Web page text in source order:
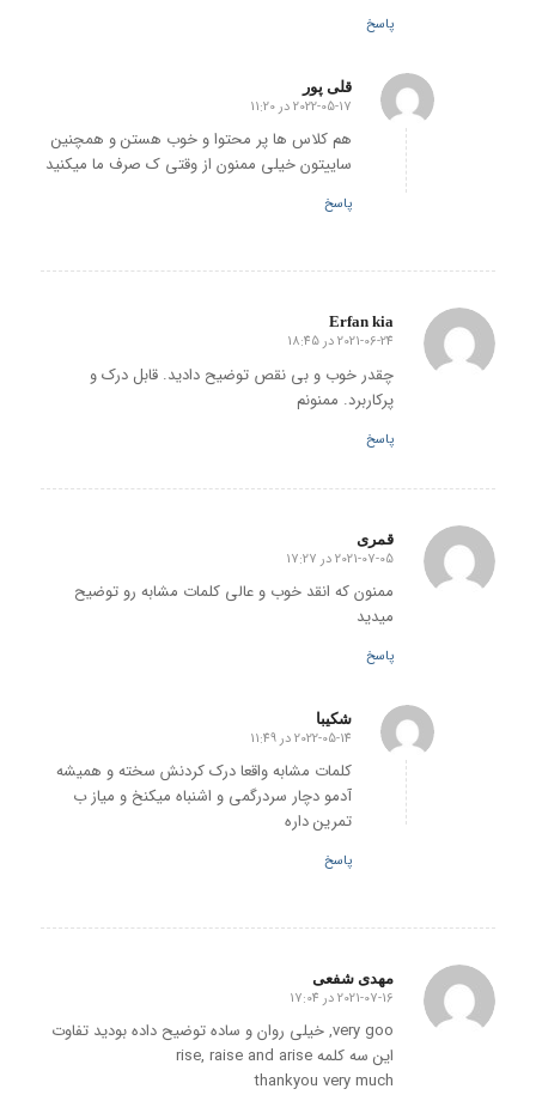
پاسخ
قلی پور
گفته:
2022-05-17 در 11:20
هم کلاس ها پر محتوا و خوب هستن و همچنین
ساییتون خیلی ممنون از وقتی ک صرف ما میکنید
پاسخ
Erfan kia
گفته:
2021-06-24 در 18:45
چقدر خوب و بی نقص توضیح دادید. قابل درک و
پرکاربرد. ممنونم
پاسخ
قمری
گفته:
2021-07-05 در 17:27
ممنون که انقد خوب و عالی کلمات مشابه رو توضیح
میدید
پاسخ
شکیبا
گفته:
2022-05-14 در 11:49
کلمات مشابه واقعا درک کردنش سخته و همیشه
آدمو دچار سردرگمی و اشنباه میکنخ و میاز ب
تمرین داره
پاسخ
مهدی شفعی
گفته:
2021-07-16 در 17:04
very goo, خیلی روان و ساده توضیح داده بودید تفاوت
این سه کلمه rise, raise and arise
thankyou very much